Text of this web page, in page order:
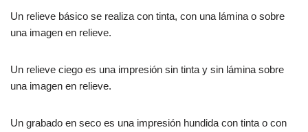
Un relieve básico se realiza con tinta, con una lámina o sobre
una imagen en relieve.
Un relieve ciego es una impresión sin tinta y sin lámina sobre
una imagen en relieve.
Un grabado en seco es una impresión hundida con tinta o con